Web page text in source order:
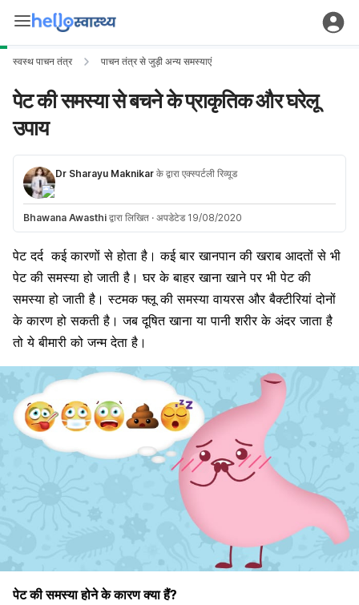
स्वस्थ पाचन तंत्र पाचन तंत्र से जुड़ी अन्य समस्याएं
पेट की समस्या से बचने के प्राकृतिक और घरेलू
उपाय
Dr Sharayu Maknikar के द्वारा एक्स्पर्टली रिव्यूड
Bhawana Awasthi द्वारा लिखित · अपडेटेड 19/08/2020
पेट दर्द कई कारणों से होता है। कई बार खानपान की खराब आदतों से भी
पेट की समस्या हो जाती है। घर के बाहर खाना खाने पर भी पेट की
समस्या हो जाती है। स्टमक फ्लू की समस्या वायरस और बैक्टीरियां दोनों
के कारण हो सकती है। जब दूषित खाना या पानी शरीर के अंदर जाता है
तो ये बीमारी को जन्म देता है।
पेट की समस्या होने के कारण क्या हैं?